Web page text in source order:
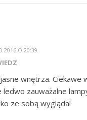
2016 O 20:39
wnętrza. Ciekawe
zauważalne
ze sobą wygląda!